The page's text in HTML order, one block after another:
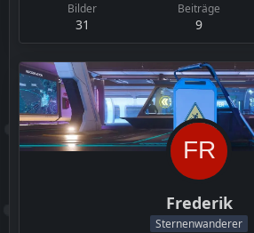
Bilder
31
Beiträge
9
Frederik
Sternenwanderer